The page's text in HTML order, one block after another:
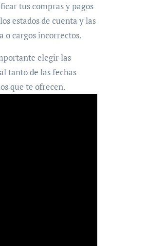
tus compras y pagos
estados de cuenta y las
o cargos incorrectos.
elegir las
tanto de las fechas
que te ofrecen.